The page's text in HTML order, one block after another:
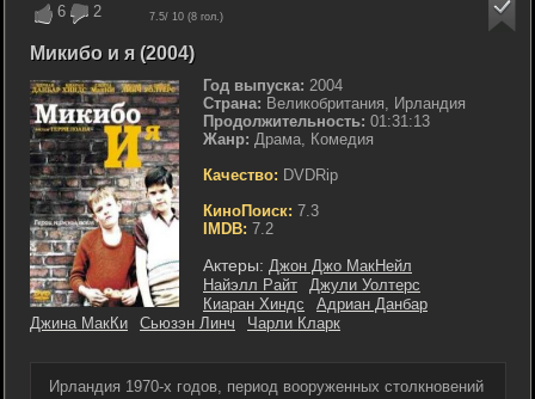
6 2 7.5/ 10 (8 гол.)
Микибо и я (2004)
Год выпуска: 2004
Страна: Великобритания, Ирландия
Продолжительность: 01:31:13
Жанр: Драма, Комедия
Качество: DVDRip
КиноПоиск: 7.3
IMDB: 7.2
Актеры: Джон Джо МакНейл
Найэлл Райт
Джули Уолтерс
Киаран Хиндс
Адриан Данбар
Джина МакКи
Сьюзэн Линч Чарли Кларк
Ирландия 1970-х годов, период вооруженных столкновений